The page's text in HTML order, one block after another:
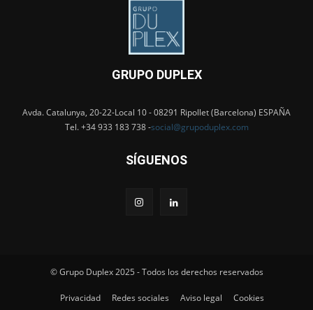
GRUPO DUPLEX
Avda. Catalunya, 20-22-Local 10 - 08291 Ripollet (Barcelona) ESPAÑA
Tel. +34 933 183 738 -social@grupoduplex.com
SÍGUENOS
© Grupo Duplex 2025 - Todos los derechos reservados
Privacidad Redes sociales Aviso legal Cookies